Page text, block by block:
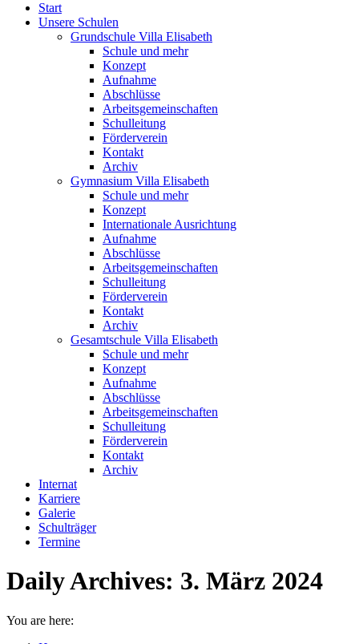
Start
Unsere Schulen
Grundschule Villa Elisabeth
Schule und mehr
Konzept
Aufnahme
Abschlüsse
Arbeitsgemeinschaften
Schulleitung
Förderverein
Kontakt
Archiv
Gymnasium Villa Elisabeth
Schule und mehr
Konzept
Internationale Ausrichtung
Aufnahme
Abschlüsse
Arbeitsgemeinschaften
Schulleitung
Förderverein
Kontakt
Archiv
Gesamtschule Villa Elisabeth
Schule und mehr
Konzept
Aufnahme
Abschlüsse
Arbeitsgemeinschaften
Schulleitung
Förderverein
Kontakt
Archiv
Internat
Karriere
Galerie
Schulträger
Termine
Daily Archives: 3. März 2024
You are here: